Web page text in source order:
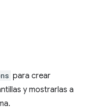
para crear
y mostrarlas a